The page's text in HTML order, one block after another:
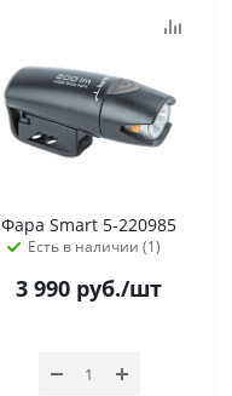
Фара Smart 5-220985
Есть в наличии (1)
3 990 руб./шт